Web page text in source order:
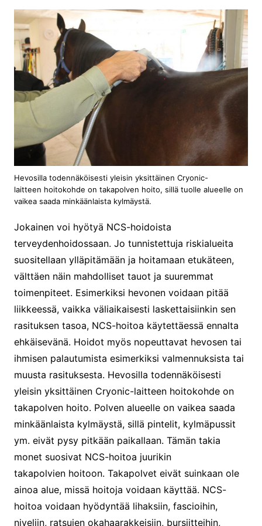
Hevosilla todennäköisesti yleisin yksittäinen Cryonic-
laitteen hoitokohde on takapolven hoito, sillä tuolle alueelle on
vaikea saada minkäänlaista kylmäystä.
Jokainen voi hyötyä NCS-hoidoista
terveydenhoidossaan. Jo tunnistettuja riskialueita
suositellaan ylläpitämään ja hoitamaan etukäteen,
välttäen näin mahdolliset tauot ja suuremmat
toimenpiteet. Esimerkiksi hevonen voidaan pitää
liikkeessä, vaikka väliaikaisesti laskettaisiinkin sen
rasituksen tasoa, NCS-hoitoa käytettäessä ennalta
ehkäisevänä. Hoidot myös nopeuttavat hevosen tai
ihmisen palautumista esimerkiksi valmennuksista tai
muusta rasituksesta. Hevosilla todennäköisesti
yleisin yksittäinen Cryonic-laitteen hoitokohde on
takapolven hoito. Polven alueelle on vaikea saada
minkäänlaista kylmäystä, sillä pintelit, kylmäpussit
ym. eivät pysy pitkään paikallaan. Tämän takia
monet suosivat NCS-hoitoa juurikin
takapolvien hoitoon. Takapolvet eivät suinkaan ole
ainoa alue, missä hoitoja voidaan käyttää. NCS-
hoitoa voidaan hyödyntää lihaksiin, fascioihin,
niveliin, ratsujen okahaarakkeisiin, bursiitteihin,